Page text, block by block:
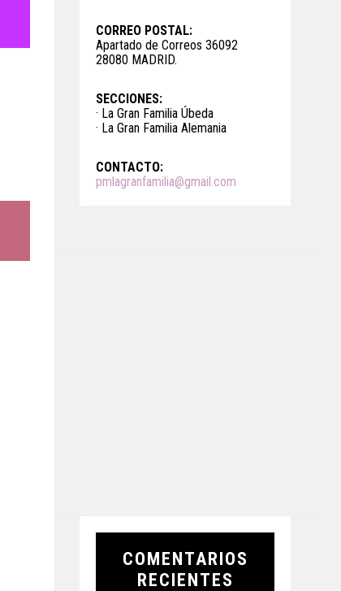
CORREO POSTAL:
Apartado de Correos 36092
28080 MADRID.
SECCIONES:
· La Gran Familia Úbeda
· La Gran Familia Alemania
CONTACTO:
pmlagranfamilia@gmail.com
COMENTARIOS
RECIENTES